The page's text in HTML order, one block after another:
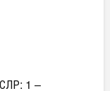
СЛР: 1 –